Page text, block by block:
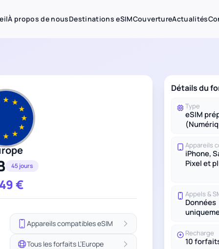
À propos de nousDestinations eSIMCouvertureActualités
45 jours
€
Appareils compatibles eSIM
Tous les forfaits L’Europe
Détails du
Type
eSIM
Appareils
iPhone,
Pixel et
Appels &
Données
Recharge
10